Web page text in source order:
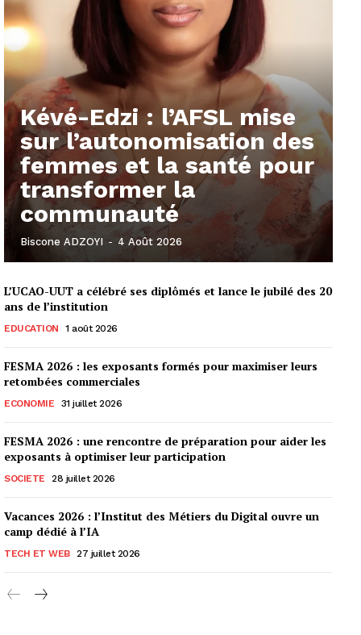
Kévé-Edzi : l’AFSL mise
sur l’autonomisation des
femmes et la santé pour
transformer la
communauté
Biscone ADZOYI - 4 Août 2026
L’UCAO-UUT a célébré ses diplômés et lance le jubilé des 20
ans de l’institution
EDUCATION 1 août 2026
FESMA 2026 : les exposants formés pour maximiser leurs
retombées commerciales
ECONOMIE 31 juillet 2026
FESMA 2026 : une rencontre de préparation pour aider les
exposants à optimiser leur participation
SOCIETE 28 juillet 2026
Vacances 2026 : l’Institut des Métiers du Digital ouvre un
camp dédié à l’IA
TECH ET WEB 27 juillet 2026